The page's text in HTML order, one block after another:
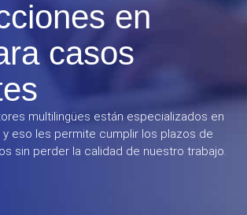
en
casos
multilingües están especializados en
eso les permite cumplir los plazos de
sin perder la calidad de nuestro trabajo.